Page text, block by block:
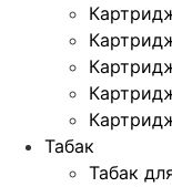
Табак
Табак